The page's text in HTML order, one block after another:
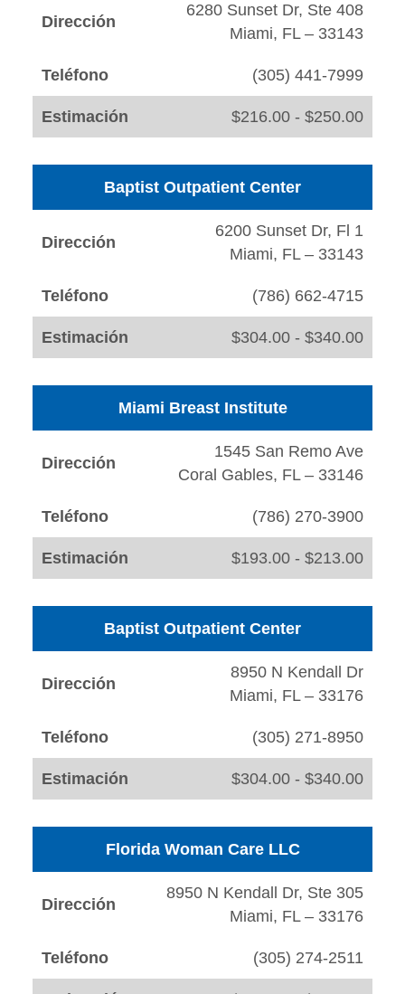
Dirección
6280 Sunset Dr, Ste 408
Miami, FL – 33143
Teléfono (305) 441-7999
Estimación $216.00 - $250.00
Baptist Outpatient Center
Dirección
6200 Sunset Dr, Fl 1
Miami, FL – 33143
Teléfono (786) 662-4715
Estimación $304.00 - $340.00
Miami Breast Institute
Dirección
1545 San Remo Ave
Coral Gables, FL – 33146
Teléfono (786) 270-3900
Estimación $193.00 - $213.00
Baptist Outpatient Center
Dirección
8950 N Kendall Dr
Miami, FL – 33176
Teléfono (305) 271-8950
Estimación $304.00 - $340.00
Florida Woman Care LLC
Dirección
8950 N Kendall Dr, Ste 305
Miami, FL – 33176
Teléfono (305) 274-2511